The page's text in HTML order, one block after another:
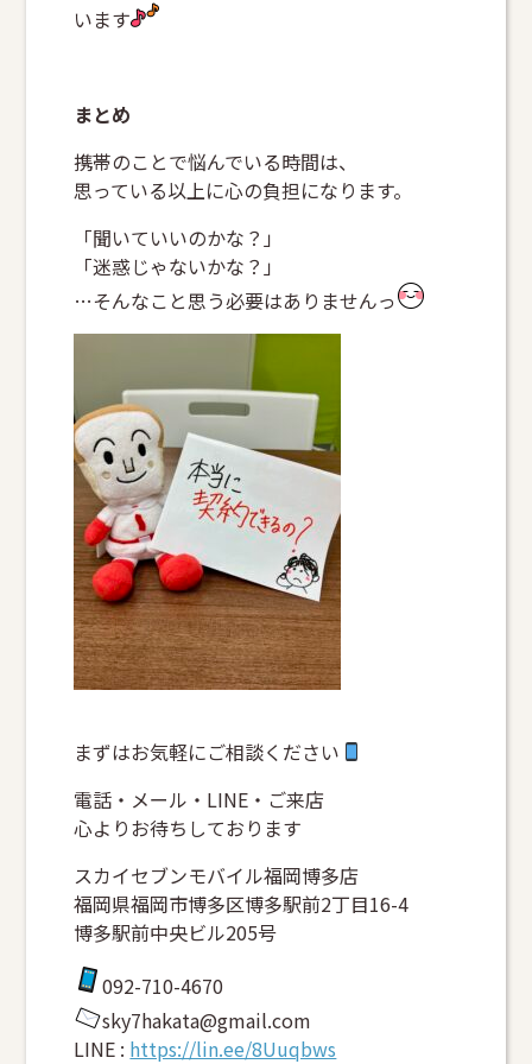
います
まとめ
携帯のことで悩んでいる時間は、
思っている以上に心の負担になります。
「聞いていいのかな？」
「迷惑じゃないかな？」
…そんなこと思う必要はありませんっ
まずはお気軽にご相談ください
電話・メール・LINE・ご来店
心よりお待ちしております
スカイセブンモバイル福岡博多店
福岡県福岡市博多区博多駅前2丁目16-4
博多駅前中央ビル205号
092-710-4670
sky7hakata@gmail.com
LINE : https://lin.ee/8Uuqbws